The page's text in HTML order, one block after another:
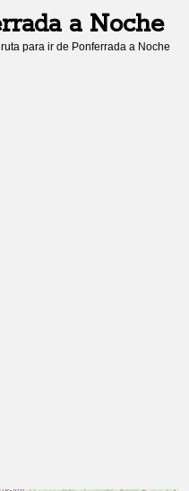
a Noche
para ir de Ponferrada a Noche